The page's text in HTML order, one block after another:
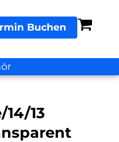
Buchen
14/13